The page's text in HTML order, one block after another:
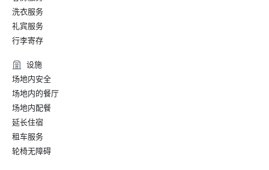
洗衣服务
礼宾服务
行李寄存
设施
场地内安全
场地内的餐厅
场地内配餐
延长住宿
租车服务
轮椅无障碍